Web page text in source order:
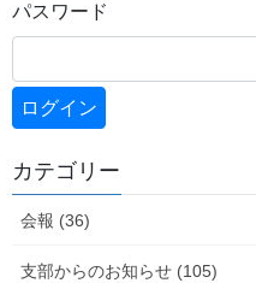
パスワード
カテゴリー
会報 (36)
支部からのお知らせ (105)